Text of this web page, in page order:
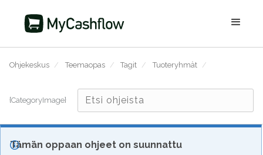
Ohjekeskus / Teemaopas / Tagit / Tuoteryhmät /
{CategoryImage}
Tämän oppaan ohjeet on suunnattu